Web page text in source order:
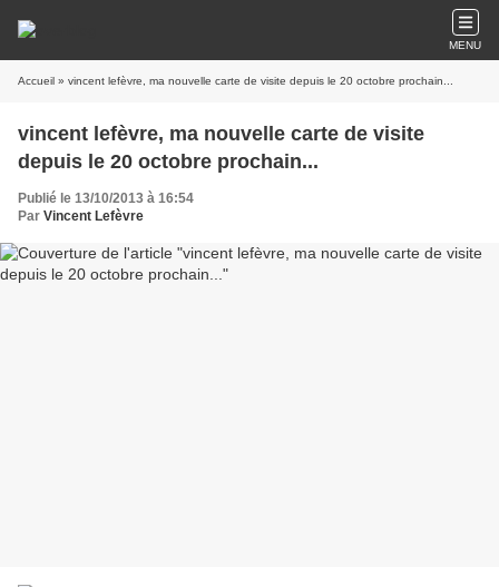
MENU
Accueil » vincent lefèvre, ma nouvelle carte de visite depuis le 20 octobre prochain...
vincent lefèvre, ma nouvelle carte de visite
depuis le 20 octobre prochain...
Publié le 13/10/2013 à 16:54
Par Vincent Lefèvre